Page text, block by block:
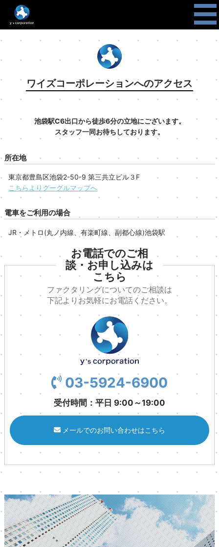
ワイズコーポレーションへのアクセス
池袋駅C6出口から徒歩6分の立地にございます。
スタッフ一同お待ちしております。
所在地
東京都豊島区池袋2-50-9 第三共立ビル３F
こちらよりグーグルマップへ
電車をご利用の場合
JR・メトロ(丸ノ内線、有楽町線、副都心線)池袋駅
ファクタリングについてのご相談は
下記よりお気軽にお電話ください。
03-5924-6900
受付時間：平日 9:00～19:00
メールでのお問い合わせはこちら